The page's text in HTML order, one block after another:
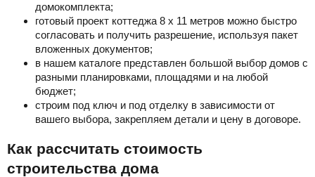
домокомплекта;
готовый проект коттеджа 8 х 11 метров можно быстро
согласовать и получить разрешение, используя пакет
вложенных документов;
в нашем каталоге представлен большой выбор домов с
разными планировками, площадями и на любой
бюджет;
строим под ключ и под отделку в зависимости от
вашего выбора, закрепляем детали и цену в договоре.
Как рассчитать стоимость
строительства дома